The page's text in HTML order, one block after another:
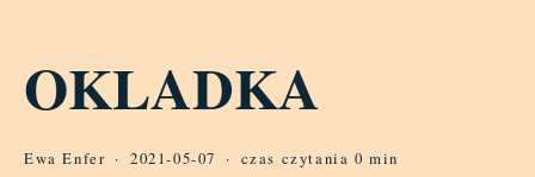
OKLADKA
Ewa Enfer 2021-05-07 czas czytania 0 min